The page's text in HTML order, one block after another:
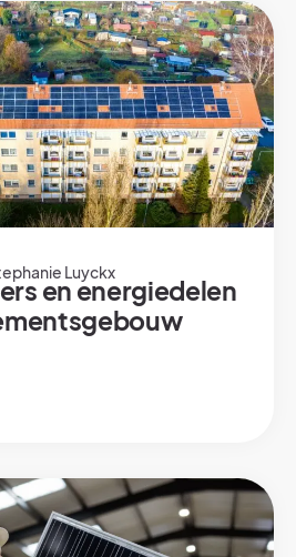
Luyckx
en energiedelen